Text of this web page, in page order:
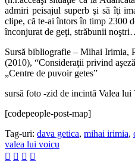
admiri peisajul superb şi să îţi
clipe, că te-ai întors în timp 2300
înconjurat de geţi, străbunii
Sursă bibliografie – Mihai Irimia,
(2010), “Consideraţii privind
„Centre de puvoir getes”
sursă foto -zid de incintă Valea
[codepeople-post-map]
Tag-uri: dava getica, mihai irimia,
valea lui voicu